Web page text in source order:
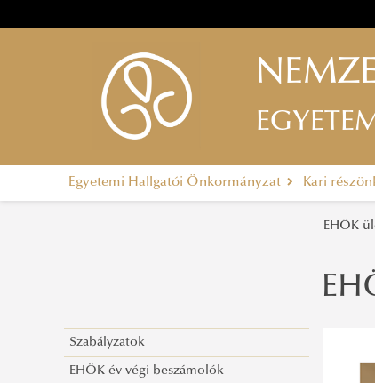
Egyetemi Hallgatói Önkormányzat Kari
EHÖK
Szabályzatok
EHÖK év végi beszámolók